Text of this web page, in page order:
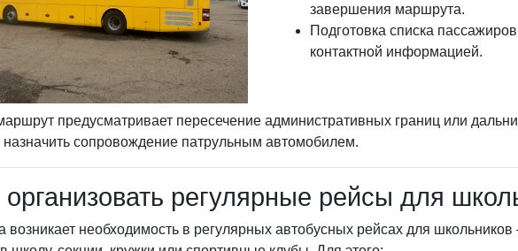
завершения маршрута.
Подготовка списка
контактной информацией.
предусматривает пересечение административных границ или
назначить сопровождение патрульным автомобилем.
организовать регулярные рейсы для
возникает необходимость в регулярных автобусных рейсах для